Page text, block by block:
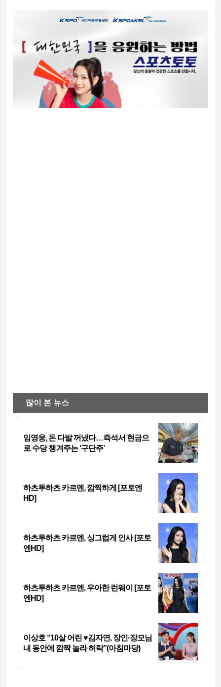
많이 본 뉴스
임영웅, 돈 다발 꺼냈다…즉석서 현금으
로 수당 챙겨주는 ‘구단주’
하츠투하츠 카르멘, 깜찍하게 [포토엔
HD]
하츠투하츠 카르멘, 싱그럽게 인사 [포토
엔HD]
하츠투하츠 카르멘, 우아한 런웨이 [포토
엔HD]
이상호 “10살 어린 ♥김자연, 장인·장모님
내 동안에 깜짝 놀라 허락”(아침마당)